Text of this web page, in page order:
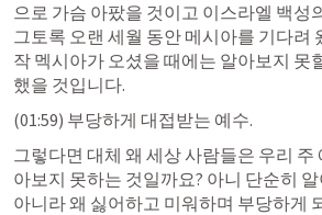
으로 가슴 아팠을 것이고 이스라엘 백성
그토록 오랜 세월 동안 메시아를 기다려
작 멕시아가 오셨을 때에는 알아보지 못
했을 것입니다.
(01:59) 부당하게 대접받는 예수.
그렇다면 대체 왜 세상 사람들은 우리 주
아보지 못하는 것일까요? 아니 단순히
아니라 왜 싫어하고 미워하며 부당하게